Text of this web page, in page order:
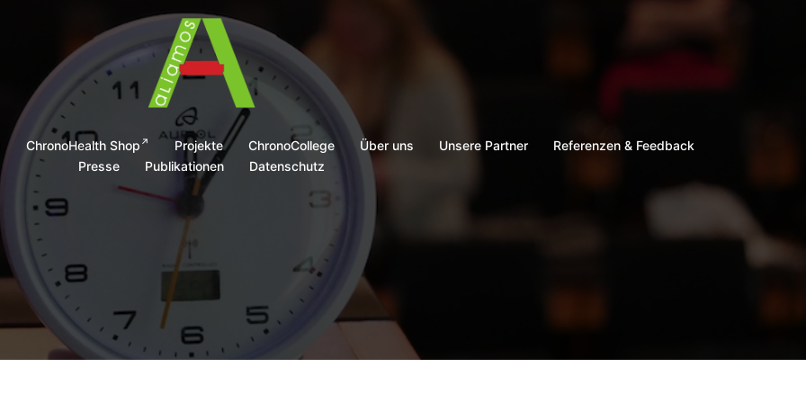
ChronoHealth Shop Projekte ChronoCollege Über uns Unsere Partner
Referenzen & Feedback
Presse
Publikationen Datenschutz